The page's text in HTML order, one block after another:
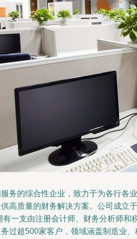
务的综合性企业，致力于为各行各业
高质量的财务解决方案。公司成立于
一支由注册会计师、财务分析师和
过超500家客户，领域涵盖制造业、